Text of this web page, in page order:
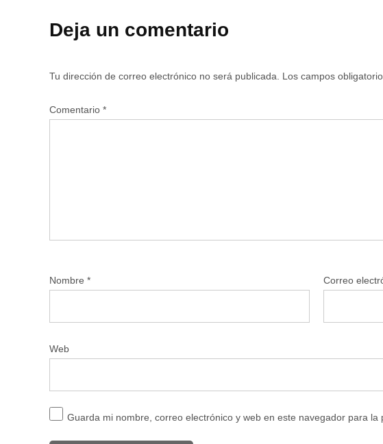
Deja un comentario
Tu dirección de correo electrónico no será publicada. Los campos
Comentario *
Nombre * Correo
Web
Guarda mi nombre, correo electrónico y web en este navegador para la